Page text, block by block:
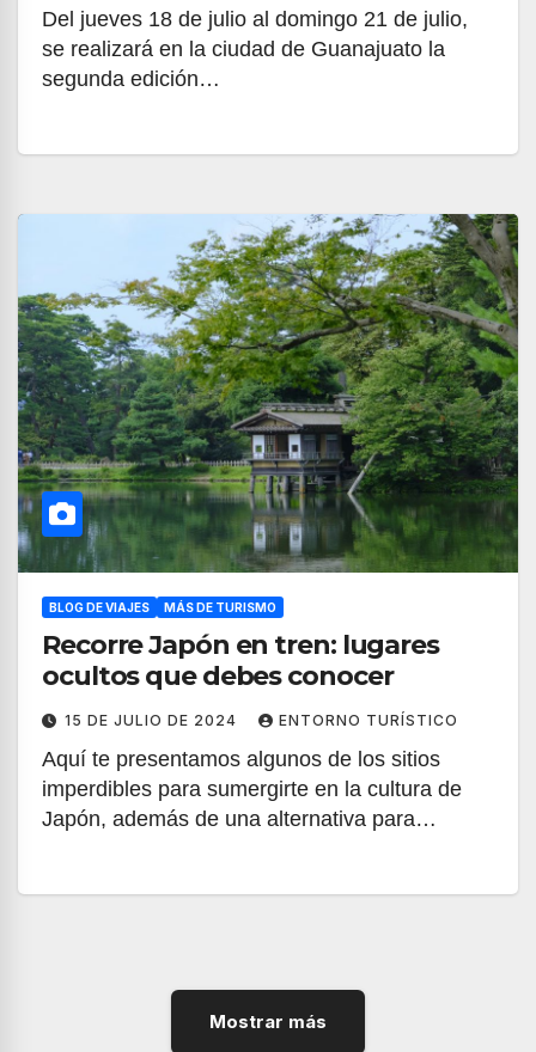
Del jueves 18 de julio al domingo 21 de julio,
se realizará en la ciudad de Guanajuato la
segunda edición…
BLOG DE VIAJES MÁS DE TURISMO
Recorre Japón en tren: lugares
ocultos que debes conocer
15 DE JULIO DE 2024 ENTORNO TURÍSTICO
Aquí te presentamos algunos de los sitios
imperdibles para sumergirte en la cultura de
Japón, además de una alternativa para…
Mostrar más